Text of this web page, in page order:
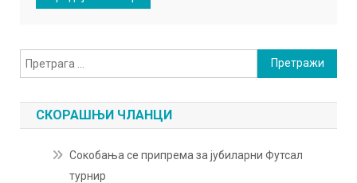
Претрага
за:
СКОРАШЊИ ЧЛАНЦИ
Сокобања се припрема за јубиларни Футсал
турнир